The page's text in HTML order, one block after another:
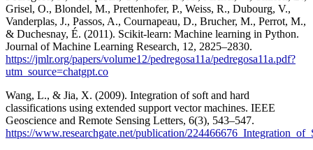
Grisel, O., Blondel, M., Prettenhofer, P., Weiss, R., Dubourg, V.,
Vanderplas, J., Passos, A., Cournapeau, D., Brucher, M., Perrot, M.,
& Duchesnay, É. (2011). Scikit-learn: Machine learning in Python.
Journal of Machine Learning Research, 12, 2825–2830.
https://jmlr.org/papers/volume12/pedregosa11a/pedregosa11a.pdf?
utm_source=chatgpt.co
Wang, L., & Jia, X. (2009). Integration of soft and hard
classifications using extended support vector machines. IEEE
Geoscience and Remote Sensing Letters, 6(3), 543–547.
https://www.researchgate.net/publication/